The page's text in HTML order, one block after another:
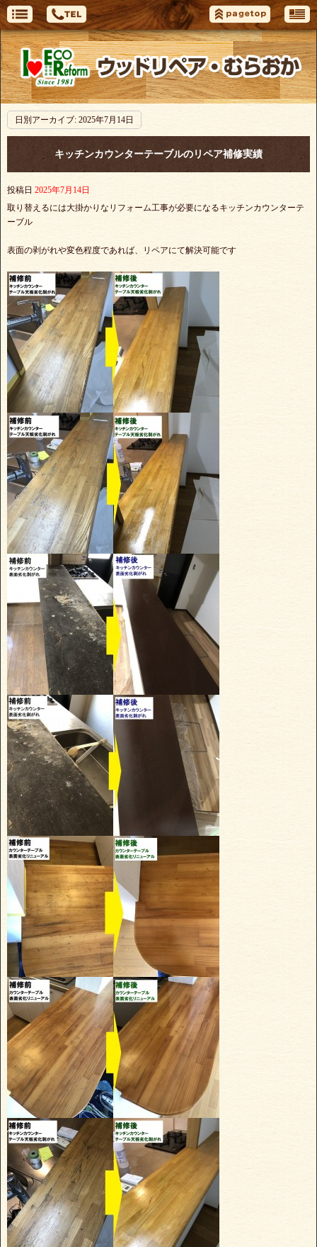
日別アーカイブ: 2025年7月14日
キッチンカウンターテーブルのリペア補修実績
投稿日 2025年7月14日
取り替えるには大掛かりなリフォーム工事が必要になるキッチンカウンターテ
ーブル
表面の剥がれや変色程度であれば、リペアにて解決可能です